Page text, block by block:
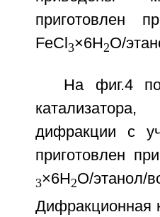
приготовлен
FeCl 3×6H2O/
На фиг.4
дифракции с
приготовлен
3×6H2O/
Дифракционная